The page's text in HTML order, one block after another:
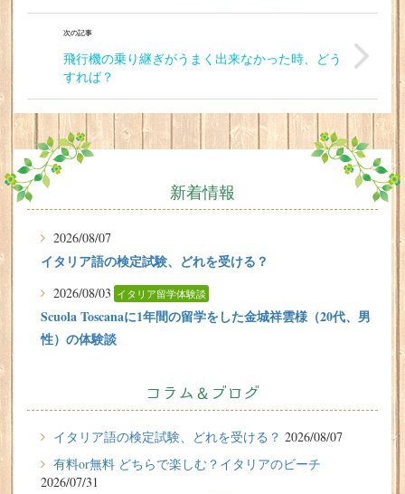
次の記事
飛行機の乗り継ぎがうまく出来なかった時、どう
すれば？
新着情報
2026/08/07
イタリア語の検定試験、どれを受ける？
2026/08/03 イタリア留学体験談
Scuola Toscanaに1年間の留学をした金城祥雲様（20代、男
性）の体験談
有料or無料 どちらで楽しむ？イタリアのビーチ
フィレンツェに1週間の語学留学をしたT.Sさん（10代、女
性）の体験談
コラム＆ブログ
イタリア語の検定試験、どれを受ける？ 2026/08/07
有料or無料 どちらで楽しむ？イタリアのビーチ
2026/07/31